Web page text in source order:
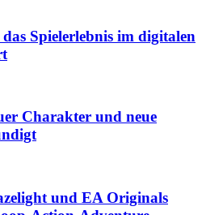
Spielerlebnis im digitalen
Charakter und neue
und EA Originals